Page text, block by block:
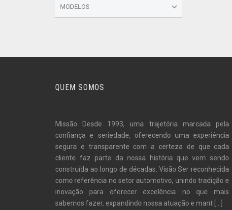
MODELOS
QUEM SOMOS
Missão Desde 1993, uma trajetória marcada pela
confiança e seriedade, oferecendo uma experiência
segura e transparente com a certeza de que cada
cliente faz parte da nossa história que vem sendo
construída ao longo de décadas. Visão Ser reconhecida
como referência no setor automotivo, unindo tradição e
inovação para oferecer excelência no que mais
sabemos fazer, expandindo nossa atuação e mant